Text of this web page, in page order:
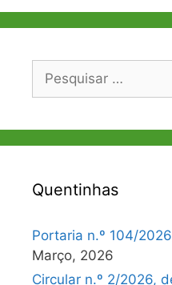
Pesquisar
Quentinhas
Portaria n.º 104/
Março, 2026
Circular n.º 2/2026,